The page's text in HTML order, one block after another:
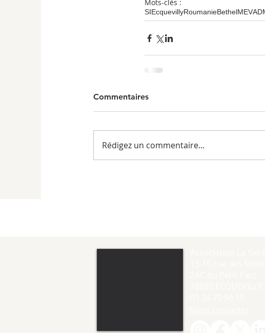
Mots-clés :
SIEcquevillyRoumanieBethelMEV
Commentaires
Rédigez un commentaire...